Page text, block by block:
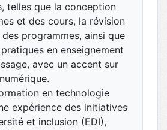
telles que la conception
et des cours, la révision
des programmes, ainsi que
en enseignement
avec un accent sur
en technologie
expérience des initiatives
et inclusion (EDI),